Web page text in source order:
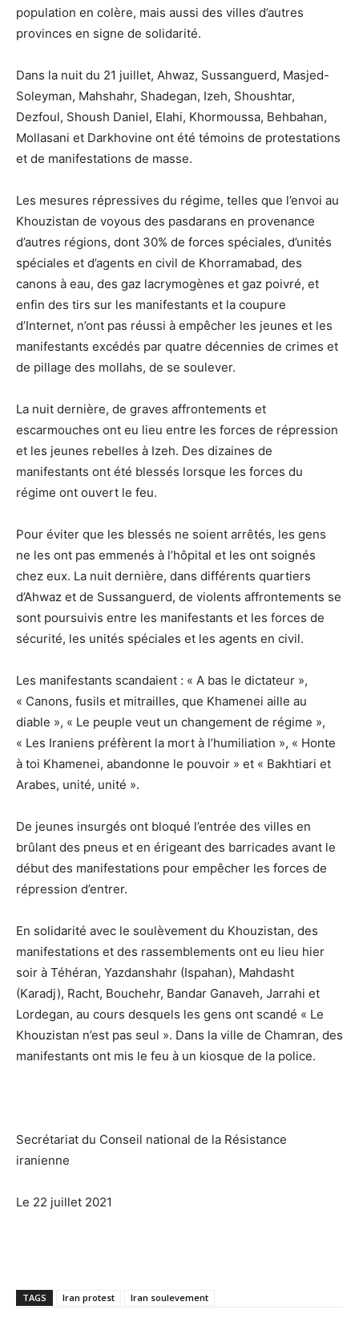
population en colère, mais aussi des villes d’autres
provinces en signe de solidarité.
Dans la nuit du 21 juillet, Ahwaz, Sussanguerd, Masjed-
Soleyman, Mahshahr, Shadegan, Izeh, Shoushtar,
Dezfoul, Shoush Daniel, Elahi, Khormoussa, Behbahan,
Mollasani et Darkhovine ont été témoins de protestations
et de manifestations de masse.
Les mesures répressives du régime, telles que l’envoi au
Khouzistan de voyous des pasdarans en provenance
d’autres régions, dont 30% de forces spéciales, d’unités
spéciales et d’agents en civil de Khorramabad, des
canons à eau, des gaz lacrymogènes et gaz poivré, et
enfin des tirs sur les manifestants et la coupure
d’Internet, n’ont pas réussi à empêcher les jeunes et les
manifestants excédés par quatre décennies de crimes et
de pillage des mollahs, de se soulever.
La nuit dernière, de graves affrontements et
escarmouches ont eu lieu entre les forces de répression
et les jeunes rebelles à Izeh. Des dizaines de
manifestants ont été blessés lorsque les forces du
régime ont ouvert le feu.
Pour éviter que les blessés ne soient arrêtés, les gens
ne les ont pas emmenés à l’hôpital et les ont soignés
chez eux. La nuit dernière, dans différents quartiers
d’Ahwaz et de Sussanguerd, de violents affrontements se
sont poursuivis entre les manifestants et les forces de
sécurité, les unités spéciales et les agents en civil.
Les manifestants scandaient : « A bas le dictateur »,
« Canons, fusils et mitrailles, que Khamenei aille au
diable », « Le peuple veut un changement de régime »,
« Les Iraniens préfèrent la mort à l’humiliation », « Honte
à toi Khamenei, abandonne le pouvoir » et « Bakhtiari et
Arabes, unité, unité ».
De jeunes insurgés ont bloqué l’entrée des villes en
brûlant des pneus et en érigeant des barricades avant le
début des manifestations pour empêcher les forces de
répression d’entrer.
En solidarité avec le soulèvement du Khouzistan, des
manifestations et des rassemblements ont eu lieu hier
soir à Téhéran, Yazdanshahr (Ispahan), Mahdasht
(Karadj), Racht, Bouchehr, Bandar Ganaveh, Jarrahi et
Lordegan, au cours desquels les gens ont scandé « Le
Khouzistan n’est pas seul ». Dans la ville de Chamran, des
manifestants ont mis le feu à un kiosque de la police.
Secrétariat du Conseil national de la Résistance
iranienne
Le 22 juillet 2021
TAGS Iran protest Iran soulevement